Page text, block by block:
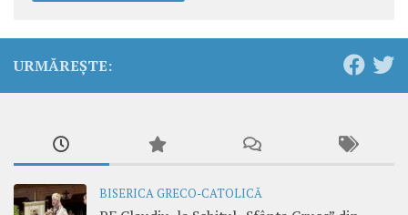
URMĂREȘTE:
BISERICA GRECO-CATOLICĂ